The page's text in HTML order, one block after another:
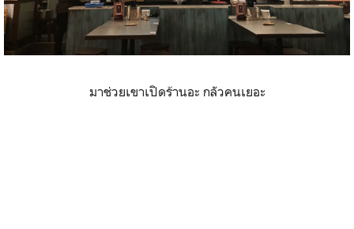
มาช่วยเขาเปิดร้านอะ กลัวคนเยอะ